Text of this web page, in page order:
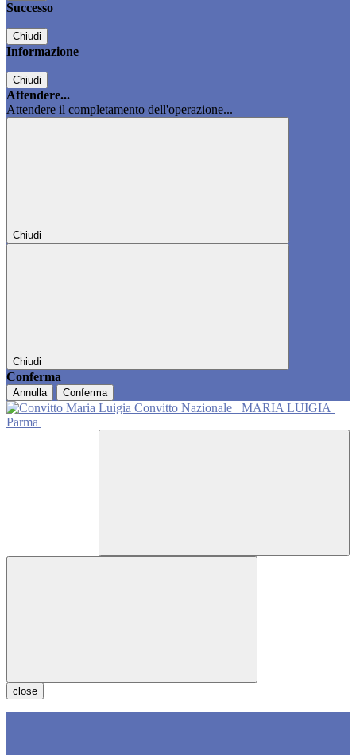
Successo
Chiudi
Informazione
Chiudi
Attendere...
Attendere il completamento dell'operazione...
Chiudi
Chiudi
Conferma
Annulla Conferma
Convitto Nazionale
MARIA LUIGIA
Parma
close